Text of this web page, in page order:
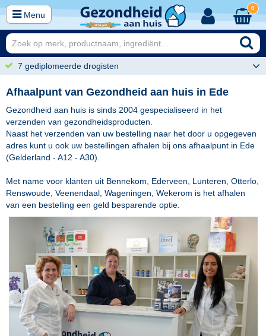
Menu
0
7 gediplomeerde drogisten
Afhaalpunt van Gezondheid aan huis in Ede
Gezondheid aan huis is sinds 2004 gespecialiseerd in het
verzenden van gezondheidsproducten.
Naast het verzenden van uw bestelling naar het door u opgegeven
adres kunt u ook uw bestellingen afhalen bij ons afhaalpunt in Ede
(Gelderland - A12 - A30).
Met name voor klanten uit Bennekom, Ederveen, Lunteren, Otterlo,
Renswoude, Veenendaal, Wageningen, Wekerom is het afhalen
van een bestelling een geld besparende optie.